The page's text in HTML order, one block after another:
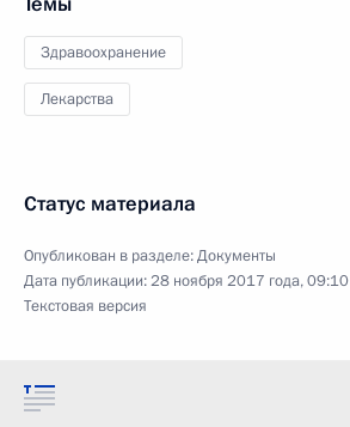
Здравоохранение
Лекарства
Статус материала
Опубликован в разделе:Документы
Дата публикации:28 ноября 2017 года, 09:10
Текстовая версия